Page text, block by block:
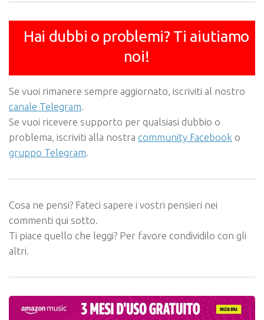
Hai dubbi o problemi? Ti aiutiamo
noi!
Se vuoi rimanere sempre aggiornato, iscriviti al nostro
canale Telegram.
Se vuoi ricevere supporto per qualsiasi dubbio o
problema, iscriviti alla nostra community Facebook o
gruppo Telegram.
Cosa ne pensi? Fateci sapere i vostri pensieri nei
commenti qui sotto.
Ti piace quello che leggi? Per favore condividilo con gli
altri.